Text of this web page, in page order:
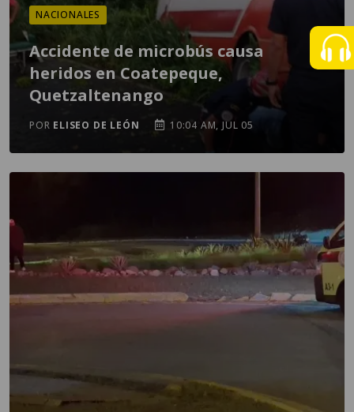
NACIONALES
Accidente de microbús causa
heridos en Coatepeque,
Quetzaltenango
POR ELISEO DE LEÓN 10:04 AM, JUL 05